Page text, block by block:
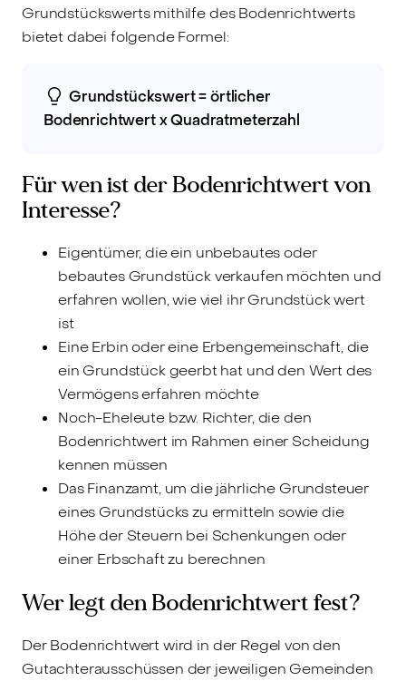
Grundstückswerts mithilfe des Bodenrichtwerts
bietet dabei folgende Formel:
Grundstückswert = örtlicher
Bodenrichtwert x Quadratmeterzahl
Für wen ist der Bodenrichtwert von
Interesse?
Eigentümer, die ein unbebautes oder
bebautes Grundstück verkaufen möchten und
erfahren wollen, wie viel ihr Grundstück wert
ist
Eine Erbin oder eine Erbengemeinschaft, die
ein Grundstück geerbt hat und den Wert des
Vermögens erfahren möchte
Noch-Eheleute bzw. Richter, die den
Bodenrichtwert im Rahmen einer Scheidung
kennen müssen
Das Finanzamt, um die jährliche Grundsteuer
eines Grundstücks zu ermitteln sowie die
Höhe der Steuern bei Schenkungen oder
einer Erbschaft zu berechnen
Wer legt den Bodenrichtwert fest?
Der Bodenrichtwert wird in der Regel von den
Gutachterausschüssen der jeweiligen Gemeinden